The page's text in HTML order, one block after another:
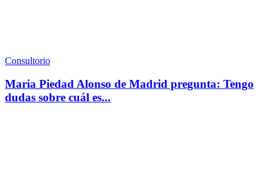
Consultorio
Maria Piedad Alonso de Madrid pregunta: Tengo
dudas sobre cuál es...